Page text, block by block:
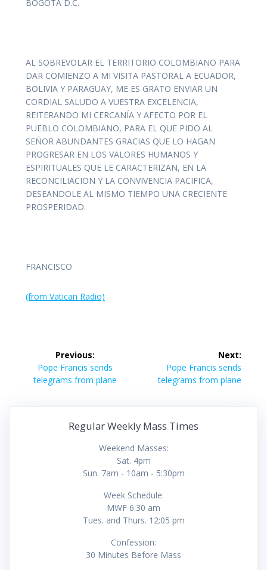
BOGOTÁ D.C.
AL SOBREVOLAR EL TERRITORIO COLOMBIANO PARA
DAR COMIENZO A MI VISITA PASTORAL A ECUADOR,
BOLIVIA Y PARAGUAY, ME ES GRATO ENVIAR UN
CORDIAL SALUDO A VUESTRA EXCELENCIA,
REITERANDO MI CERCANÍA Y AFECTO POR EL
PUEBLO COLOMBIANO, PARA EL QUE PIDO AL
SEÑOR ABUNDANTES GRACIAS QUE LO HAGAN
PROGRESAR EN LOS VALORES HUMANOS Y
ESPIRITUALES QUE LE CARACTERIZAN, EN LA
RECONCILIACION Y LA CONVIVENCIA PACIFICA,
DESEANDOLE AL MISMO TIEMPO UNA CRECIENTE
PROSPERIDAD.
FRANCISCO
(from Vatican Radio)
navigation
Previous:
Previous
post:
Pope Francis sends
telegrams from plane
Next:
Next
post:
Pope Francis sends
telegrams from plane
Regular Weekly Mass Times
Weekend Masses:
Sat. 4pm
Sun. 7am - 10am - 5:30pm
Week Schedule:
MWF 6:30 am
Tues. and Thurs. 12:05 pm
Confession:
30 Minutes Before Mass